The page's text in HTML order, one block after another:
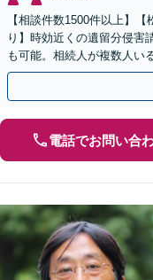
【相談件数1500件以上】
り】時効近くの遺留分侵害
も可能。相続人が複数人い
情的な対立の円満解決が得
電話でお問い合